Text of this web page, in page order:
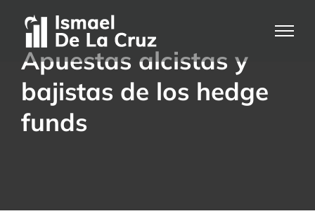
Apuestas alcistas y
bajistas de los hedge
funds